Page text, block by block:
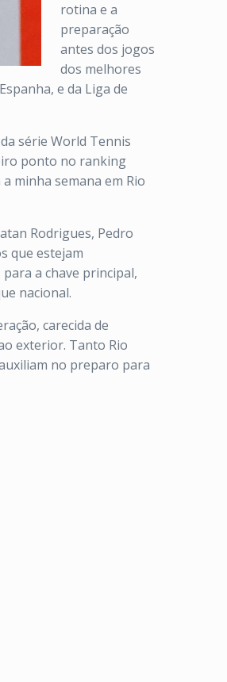
rotina e a
preparação
antes dos jogos
dos melhores
e da Liga de
série World Tennis
ponto no ranking
minha semana em Rio
Rodrigues, Pedro
que estejam
a chave principal,
nacional.
carecida de
exterior. Tanto Rio
no preparo para